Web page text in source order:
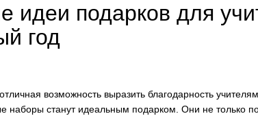
идеи подарков для
год
возможность выразить благодарность
наборы станут идеальным подарком. Они не только